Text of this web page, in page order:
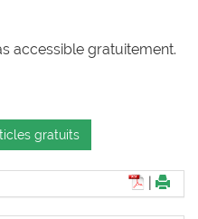
accessible gratuitement.
gratuits